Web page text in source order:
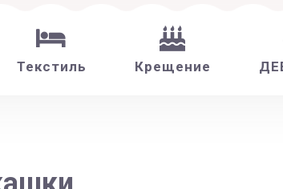
Текстиль Крещение